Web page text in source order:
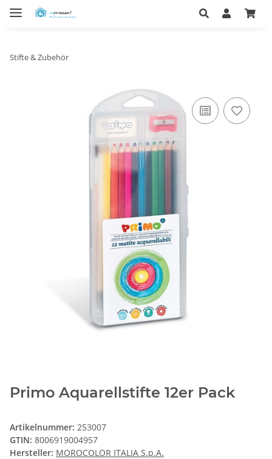
Stifte & Zubehör
Primo Aquarellstifte 12er Pack
Artikelnummer: 253007
GTIN: 8006919004957
Hersteller: MOROCOLOR ITALIA S.p.A.